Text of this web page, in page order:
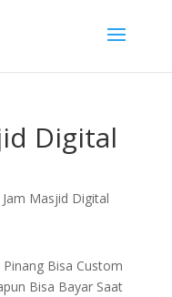
Digital
Jam Masjid Digital
Bisa Custom
Bisa Bayar Saat